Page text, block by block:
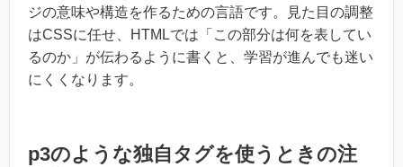
ジの意味や構造を作るための言語です。見た目の調整
はCSSに任せ、HTMLでは「この部分は何を表してい
るのか」が伝わるように書くと、学習が進んでも迷い
にくくなります。
p3のような独自タグを使うときの注